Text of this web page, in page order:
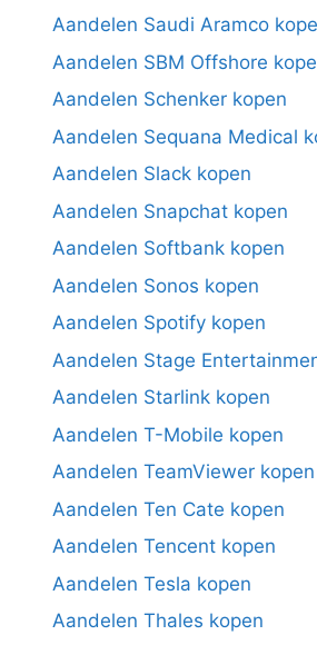
Aandelen Saudi Aramco
Aandelen SBM Offshore
Aandelen Schenker kopen
Aandelen Sequana Medical
Aandelen Slack kopen
Aandelen Snapchat kopen
Aandelen Softbank kopen
Aandelen Sonos kopen
Aandelen Spotify kopen
Aandelen Stage
Aandelen Starlink kopen
Aandelen T-Mobile kopen
Aandelen TeamViewer kopen
Aandelen Ten Cate kopen
Aandelen Tencent kopen
Aandelen Tesla kopen
Aandelen Thales kopen